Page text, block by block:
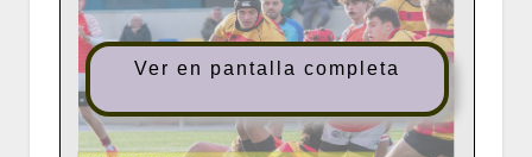
Ver en pantalla completa